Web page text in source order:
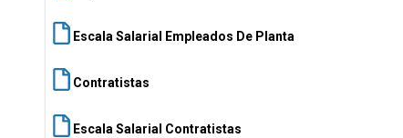
Escala Salarial Empleados De Planta
Contratistas
Escala Salarial Contratistas